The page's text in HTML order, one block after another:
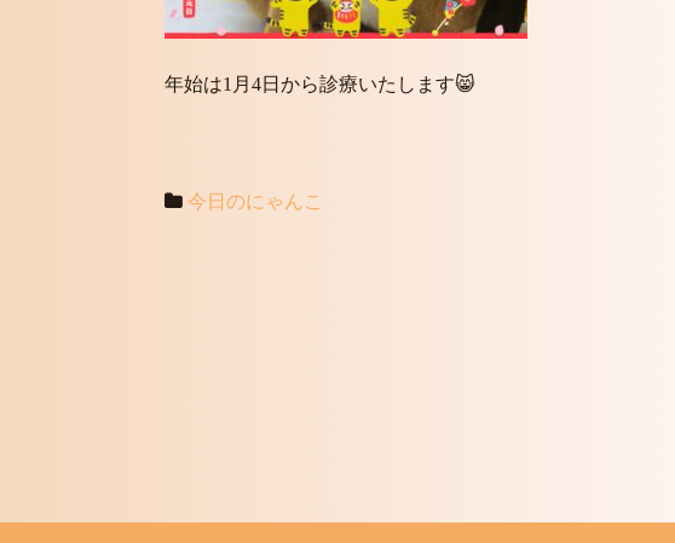
年始は1月4日から診療いたします😸
今日のにゃんこ